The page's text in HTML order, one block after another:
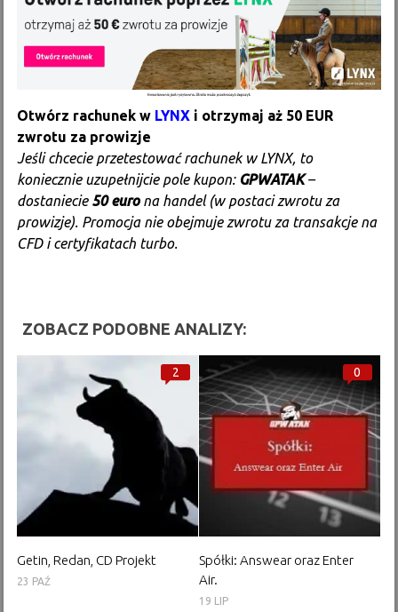
Otwórz rachunek w LYNX i otrzymaj aż 50 EUR
zwrotu za prowizje
Jeśli chcecie przetestować rachunek w LYNX, to
koniecznie uzupełnijcie pole kupon: GPWATAK–
dostaniecie 50 eurona handel (w postaci zwrotu za
prowizje). Promocja nie obejmuje zwrotu za transakcje na
CFD i certyfikatach turbo.
ZOBACZ PODOBNE ANALIZY:
2
Getin, Redan, CD Projekt
23 PAŹ
0
Spółki: Answear oraz Enter
Air.
19 LIP